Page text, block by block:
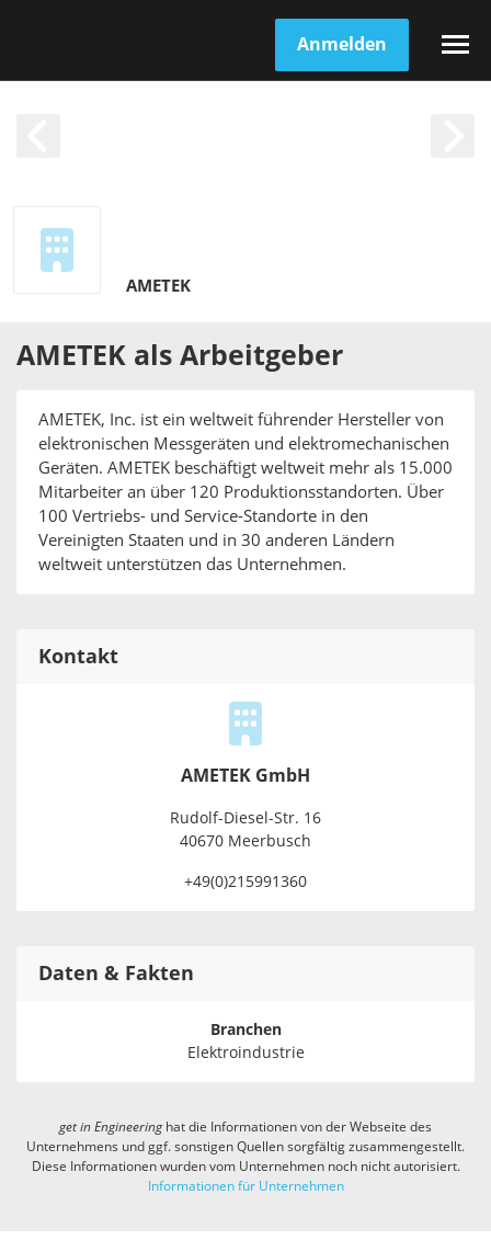
Anmelden
AMETEK
AMETEK als Arbeitgeber
AMETEK, Inc. ist ein weltweit führender Hersteller von
elektronischen Messgeräten und elektromechanischen
Geräten. AMETEK beschäftigt weltweit mehr als 15.000
Mitarbeiter an über 120 Produktionsstandorten. Über
100 Vertriebs- und Service-Standorte in den
Vereinigten Staaten und in 30 anderen Ländern
weltweit unterstützen das Unternehmen.
Kontakt
AMETEK GmbH
Rudolf-Diesel-Str. 16
40670 Meerbusch
+49(0)215991360
Daten & Fakten
Branchen
Elektroindustrie
get in Engineeringhat die Informationen von der Webseite des
Unternehmens und ggf. sonstigen Quellen sorgfältig zusammengestellt.
Diese Informationen wurden vom Unternehmen noch nicht autorisiert.
Informationen für Unternehmen